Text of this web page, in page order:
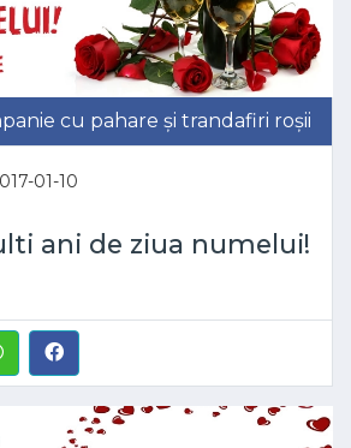
cu pahare și trandafiri roșii
01-10
ani de ziua numelui!